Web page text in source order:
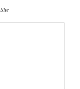
Site